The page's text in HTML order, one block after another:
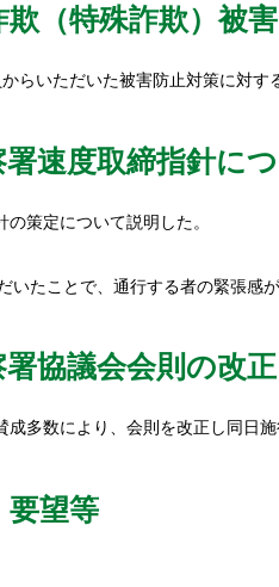
（特殊詐欺）被
らいただいた被害防止対策に対
速度取締指針に
策定について説明した。
いたことで、通行する者の緊張感
協議会会則の改
多数により、会則を改正し同日施
要望等